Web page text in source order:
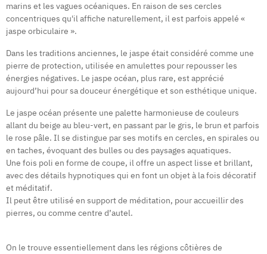
marins et les vagues océaniques. En raison de ses cercles
concentriques qu'il affiche naturellement, il est parfois appelé «
jaspe orbiculaire ».
Dans les traditions anciennes, le jaspe était considéré comme une
pierre de protection, utilisée en amulettes pour repousser les
énergies négatives. Le jaspe océan, plus rare, est apprécié
aujourd’hui pour sa douceur énergétique et son esthétique unique.
Le jaspe océan présente une palette harmonieuse de couleurs
allant du beige au bleu-vert, en passant par le gris, le brun et parfois
le rose pâle. Il se distingue par ses motifs en cercles, en spirales ou
en taches, évoquant des bulles ou des paysages aquatiques.
Une fois poli en forme de coupe, il offre un aspect lisse et brillant,
avec des détails hypnotiques qui en font un objet à la fois décoratif
et méditatif.
Il peut être utilisé en support de méditation, pour accueillir des
pierres, ou comme centre d’autel.
On le trouve essentiellement dans les régions côtières de